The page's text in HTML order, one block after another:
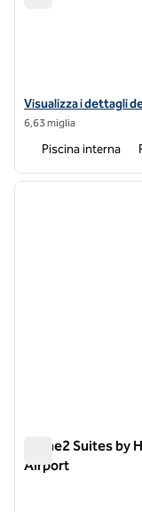
Visualizza i dettagli
Visualizza i dettagli
6,63 miglia
Piscina interna
1 di 12
Home2 Suites by
Airport